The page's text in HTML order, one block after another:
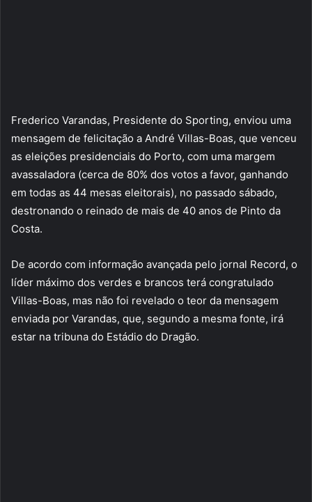
Frederico Varandas, Presidente do Sporting, enviou uma
mensagem de felicitação a André Villas-Boas, que venceu
as eleições presidenciais do Porto, com uma margem
avassaladora (cerca de 80% dos votos a favor, ganhando
em todas as 44 mesas eleitorais), no passado sábado,
destronando o reinado de mais de 40 anos de Pinto da
Costa.
De acordo com informação avançada pelo jornal Record, o
líder máximo dos verdes e brancos terá congratulado
Villas-Boas, mas não foi revelado o teor da mensagem
enviada por Varandas, que, segundo a mesma fonte, irá
estar na tribuna do Estádio do Dragão.